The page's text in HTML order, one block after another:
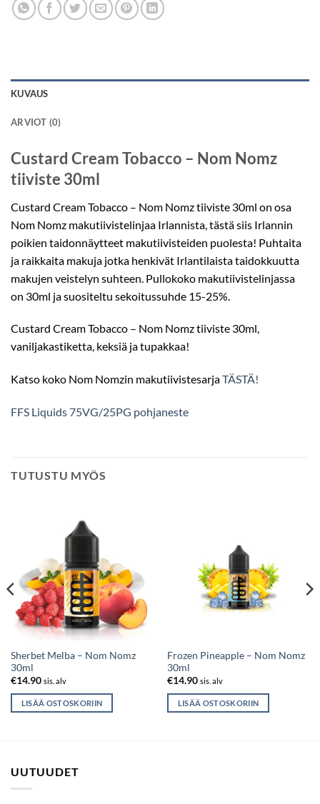
KUVAUS
ARVIOT (0)
Custard Cream Tobacco – Nom Nomz
tiiviste 30ml
Custard Cream Tobacco – Nom Nomz tiiviste 30ml on osa
Nom Nomz makutiivistelinjaa Irlannista, tästä siis Irlannin
poikien taidonnäytteet makutiivisteiden puolesta! Puhtaita
ja raikkaita makuja jotka henkivät Irlantilaista taidokkuutta
makujen veistelyn suhteen. Pullokoko makutiivistelinjassa
on 30ml ja suositeltu sekoitussuhde 15-25%.
Custard Cream Tobacco – Nom Nomz tiiviste 30ml,
vaniljakastiketta, keksiä ja tupakkaa!
Katso koko Nom Nomzin makutiivistesarjaTÄSTÄ!
FFS Liquids 75VG/25PG pohjaneste
TUTUSTU MYÖS
Sherbet Melba – Nom Nomz
30ml
€14.90 sis. alv
LISÄÄ OSTOSKORIIN
Frozen Pineapple – Nom Nomz
30ml
€14.90 sis. alv
LISÄÄ OSTOSKORIIN
UUTUUDET